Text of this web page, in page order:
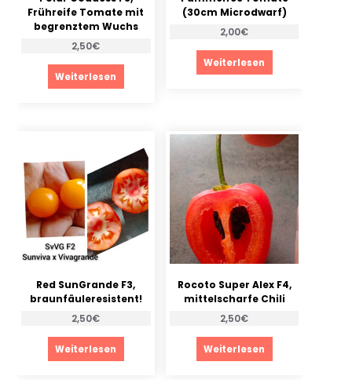
Frühreife Tomate mit
begrenztem Wuchs
2,50€
Weiterlesen
(30cm Microdwarf)
2,00€
Weiterlesen
Red SunGrande F3,
braunfäuleresistent!
2,50€
Weiterlesen
Rocoto Super Alex F4,
mittelscharfe Chili
2,50€
Weiterlesen